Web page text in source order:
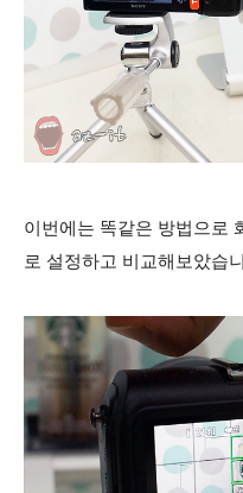
이번에는 똑같은 방법으로
로 설정하고 비교해보았습